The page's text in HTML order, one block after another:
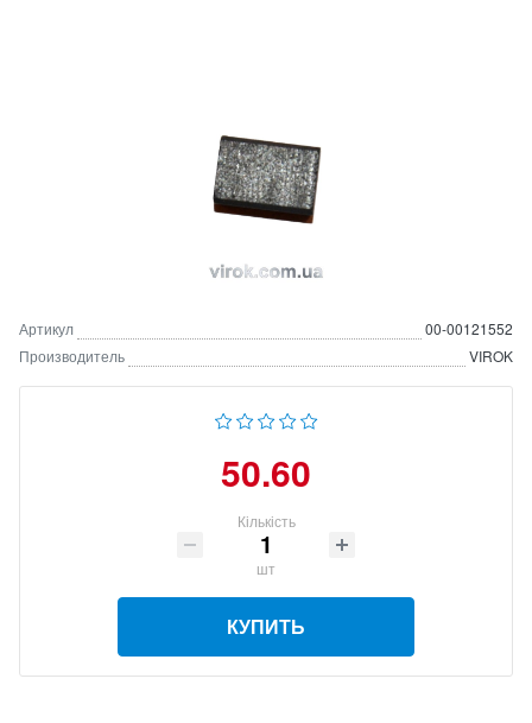
Артикул
00-00121552
Производитель
VIROK
50.60
Кількість
шт
КУПИТЬ